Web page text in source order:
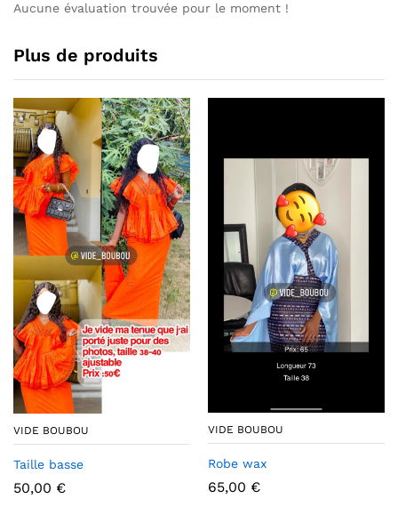
Aucune évaluation trouvée pour le moment !
Plus de produits
VIDE BOUBOU
Taille basse
50,00 €
VIDE BOUBOU
Robe wax
65,00 €